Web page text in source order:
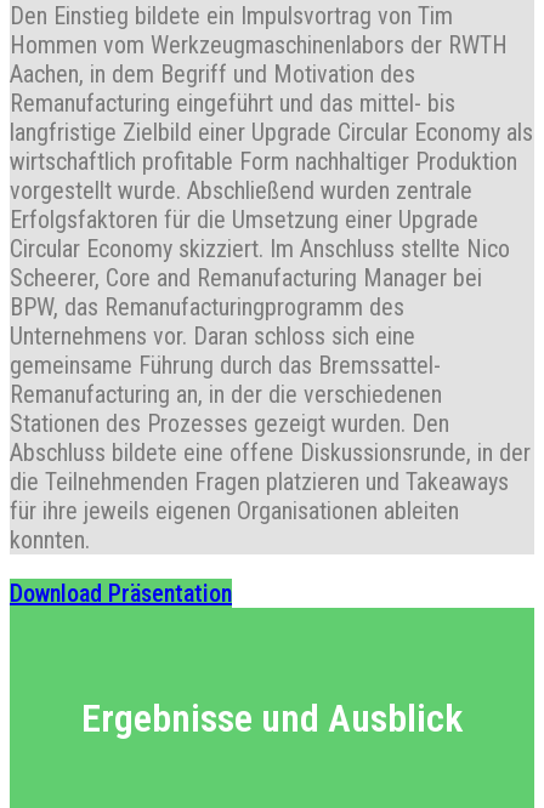
Den Einstieg bildete ein Impulsvortrag von Tim
Hommen vom Werkzeugmaschinenlabors der RWTH
Aachen, in dem Begriff und Motivation des
Remanufacturing eingeführt und das mittel- bis
langfristige Zielbild einer Upgrade Circular Economy als
wirtschaftlich profitable Form nachhaltiger Produktion
vorgestellt wurde. Abschließend wurden zentrale
Erfolgsfaktoren für die Umsetzung einer Upgrade
Circular Economy skizziert. Im Anschluss stellte Nico
Scheerer, Core and Remanufacturing Manager bei
BPW, das Remanufacturingprogramm des
Unternehmens vor. Daran schloss sich eine
gemeinsame Führung durch das Bremssattel-
Remanufacturing an, in der die verschiedenen
Stationen des Prozesses gezeigt wurden. Den
Abschluss bildete eine offene Diskussionsrunde, in der
die Teilnehmenden Fragen platzieren und Takeaways
für ihre jeweils eigenen Organisationen ableiten
konnten.
Download Präsentation
Ergebnisse und Ausblick